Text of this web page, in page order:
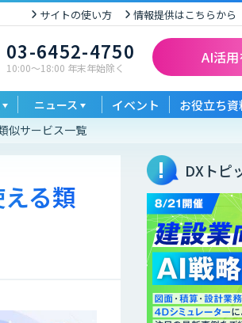
サイトの使い方 情報提供はこちらから
03-6452-4750
10:00〜18:00 年末年始除く
AI活
ニュース イベント お役立ち資
似サービス一覧
る類
DXトピ